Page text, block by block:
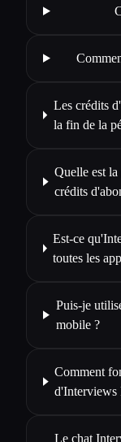
Les crédits
la fin de la
Quelle est
crédits
Est-ce
toutes les
Puis-je
mobile ?
Comment
d'Interviews
Le chat